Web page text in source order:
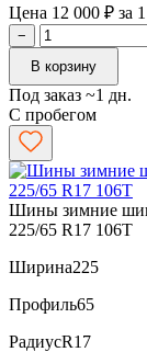
Цена 12 000 ₽ за
−
В корзину
Под заказ ~1 дн.
С пробегом
Шины зимние
225/65 R17 106T
Ширина225
Профиль65
РадиусR17